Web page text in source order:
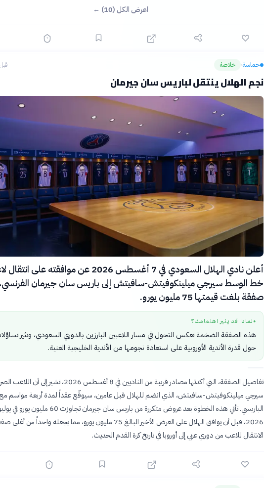
اعرض الكل (10) ←
حماسة› خلاصة قبل 6
نجم الهلال ينتقل لباريس سان جيرمان
أعلن نادي الهلال السعودي في 7 أغسطس 2026 عن موافقته على
خط الوسط سيرجي ميلينكوفيتش-سافيتش إلى باريس سان جيرمان
صفقة بلغت قيمتها 75 مليون يورو.
● لماذا قد يثير اهتمامك؟
هذه الصفقة الضخمة تعكس التحول في مسار اللاعبين البارزين بالدوري السعودي، وتثير
حول قدرة الأندية الأوروبية على استعادة نجومها من الأندية الخليجية الغنية.
تفاصيل الصفقة، التي أكدتها مصادر قريبة من الناديين في 8 أغسطس 2026، تشير إلى أن
سيرجي ميلينكوفيتش-سافيتش، الذي انضم للهلال قبل عامين، سيوقّع عقداً لمدة أربعة مواسم
الباريسي. تأتي هذه الخطوة بعد عروض متكررة من باريس سان جيرمان تجاوزت 60 مليون يورو
2026، قبل أن يوافق الهلال على العرض الأخير البالغ 75 مليون يورو، مما يجعله واحداً من
الانتقال للاعب من دوري عربي إلى أوروبا في تاريخ كرة القدم الحديث.